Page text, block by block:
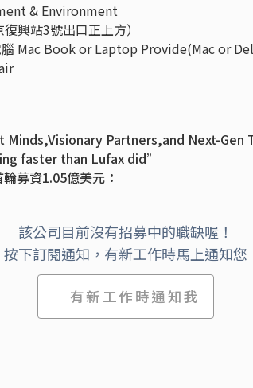
& Environment
興站3號出口正上方）
Mac Book or Laptop Provide(Mac or
Partners,and Next-Gen
faster than Lufax did”
募資1.05億美元：
戰略合作: 攜手在菲律賓提供借貸服務
該公司目前沒有招募中的職缺喔！
按下訂閱通知，有新工作時馬上通知您
有新工作時通知我